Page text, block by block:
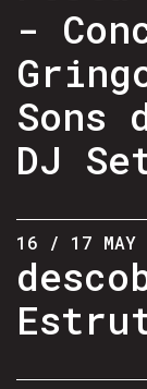
-
Sons
DJ
16 / 17 MAY